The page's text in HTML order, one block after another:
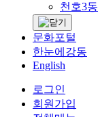
천호3동
문화포털
한눈에강동
English
로그인
회원가입